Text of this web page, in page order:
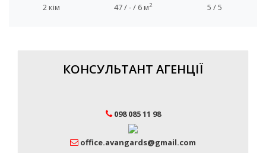
2 кім 47 / - / 6 м2 5 / 5
КОНСУЛЬТАНТ АГЕНЦІЇ
098 085 11 98
office.avangards@gmail.com